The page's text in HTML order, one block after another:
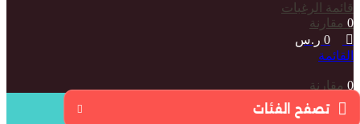
قائمة الرغبات
0 مقارنة
0 ر.س
القائمة
0 مقارنة
تصفح الفئات